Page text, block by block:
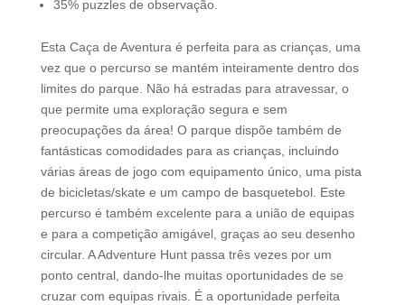
35% puzzles de observação.
Esta Caça de Aventura é perfeita para as crianças, uma
vez que o percurso se mantém inteiramente dentro dos
limites do parque. Não há estradas para atravessar, o
que permite uma exploração segura e sem
preocupações da área! O parque dispõe também de
fantásticas comodidades para as crianças, incluindo
várias áreas de jogo com equipamento único, uma pista
de bicicletas/skate e um campo de basquetebol. Este
percurso é também excelente para a união de equipas
e para a competição amigável, graças ao seu desenho
circular. A Adventure Hunt passa três vezes por um
ponto central, dando-lhe muitas oportunidades de se
cruzar com equipas rivais. É a oportunidade perfeita